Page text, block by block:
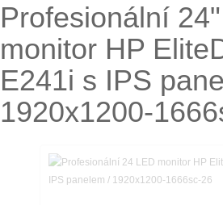
Profesionální
monitor HP
E241i s IPS
1920x1200-